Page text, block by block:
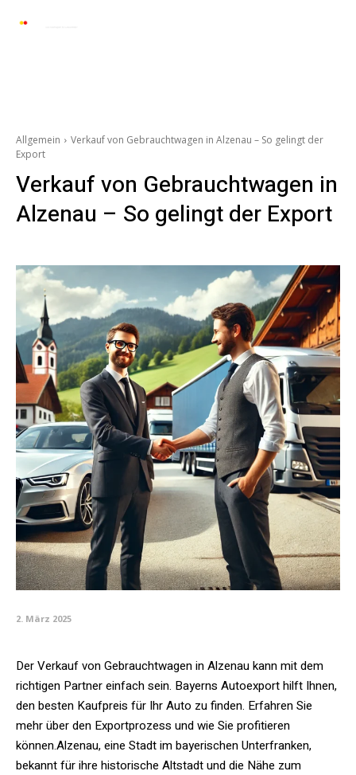
Allgemein
Verkauf von Gebrauchtwagen in Alzenau – So gelingt der
Export
Verkauf von Gebrauchtwagen in
Alzenau – So gelingt der Export
2. März 2025
Der Verkauf von Gebrauchtwagen in Alzenau kann mit dem
richtigen Partner einfach sein. Bayerns Autoexport hilft Ihnen,
den besten Kaufpreis für Ihr Auto zu finden. Erfahren Sie
mehr über den Exportprozess und wie Sie profitieren
können.Alzenau, eine Stadt im bayerischen Unterfranken,
bekannt für ihre historische Altstadt und die Nähe zum